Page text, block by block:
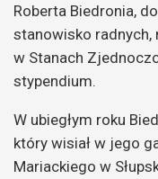
Roberta Biedronia,
stanowisko radnych,
w Stanach
stypendium.
W ubiegłym roku
który wisiał w jego
Mariackiego w